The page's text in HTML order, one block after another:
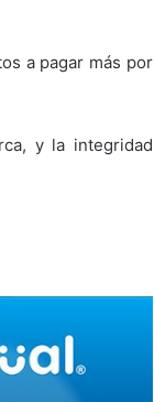
a pagar más por
y la integridad